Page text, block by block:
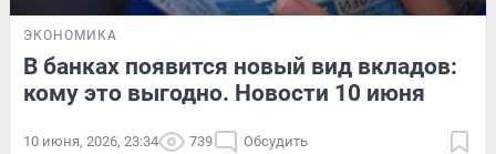
ЭКОНОМИКА
В банках появится новый вид вкладов:
кому это выгодно. Новости 10 июня
10 июня, 2026, 23:34 739 Обсудить